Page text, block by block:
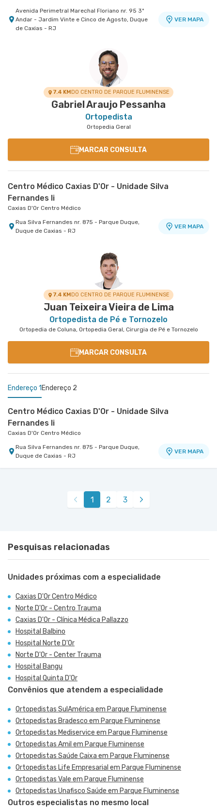
Avenida Perimetral Marechal Floriano nr. 95 3º
Andar - Jardim Vinte e Cinco de Agosto, Duque
de Caxias - RJ
VER MAPA
Rua do Capelao nr. 137 - Padre Miguel, Rio de
7.4 KMDO CENTRO DE PARQUE FLUMINENSE
Gabriel Araujo Pessanha
Ortopedista
Ortopedia Geral
MARCAR CONSULTA
Centro Médico Caxias D'Or - Unidade Silva
Fernandes Ii
Caxias D'Or Centro Médico
Rua Silva Fernandes nr. 875 - Parque Duque,
Duque de Caxias - RJ
VER MAPA
7.4 KMDO CENTRO DE PARQUE FLUMINENSE
Juan Teixeira Vieira de Lima
Ortopedista de Pé e Tornozelo
Ortopedia de Coluna, Ortopedia Geral, Cirurgia de Pé e Tornozelo
MARCAR CONSULTA
Endereço 1 Endereço 2
Centro Médico Caxias D'Or - Unidade Silva
Fernandes Ii
Caxias D'Or Centro Médico
Rua Silva Fernandes nr. 875 - Parque Duque,
Duque de Caxias - RJ
VER MAPA
Centro Medico Norte D'Or- Unidade Cascadura
Rua Carolina Machado nr. 38 - Cascadura, Rio de
1 2 3
Pesquisas relacionadas
Unidades próximas com a especialidade
Caxias D'Or Centro Médico
Norte D'Or - Centro Trauma
Caxias D'Or - Clínica Médica Pallazzo
Hospital Balbino
Hospital Norte D'Or
Norte D'Or - Center Trauma
Hospital Bangu
Hospital Quinta D'Or
Convênios que atendem a especialidade
Ortopedistas SulAmérica em Parque Fluminense
Ortopedistas Bradesco em Parque Fluminense
Ortopedistas Mediservice em Parque Fluminense
Ortopedistas Amil em Parque Fluminense
Ortopedistas Saúde Caixa em Parque Fluminense
Ortopedistas Life Empresarial em Parque Fluminense
Ortopedistas Vale em Parque Fluminense
Ortopedistas Unafisco Saúde em Parque Fluminense
Outros especialistas no mesmo local